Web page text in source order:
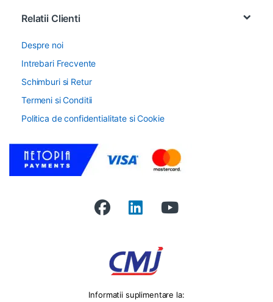
Relatii Clienti
Despre noi
Intrebari Frecvente
Schimburi si Retur
Termeni si Conditii
Politica de confidentialitate si Cookie
Informatii suplimentare la: